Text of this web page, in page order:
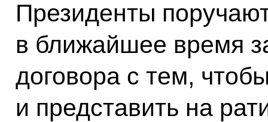
Президенты
в ближайшее время
договора с тем,
и представить на